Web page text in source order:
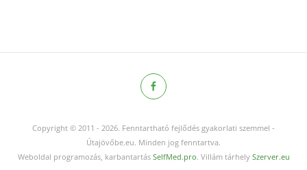
Copyright © 2011 - 2026. Fenntartható fejlődés gyakorlati szemmel -
Útajövőbe.eu. Minden jog fenntartva.
Weboldal programozás, karbantartás SelfMed.pro. Villám tárhely Szerver.eu